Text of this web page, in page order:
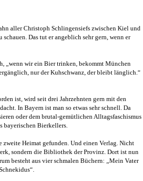
aller Christoph Schlingensiefs zwischen Kiel und
Das tut er angeblich sehr gern, wenn er
„wenn wir ein Bier trinken, bekommt München
nur der Kuhschwanz, der bleibt länglich.“
ist, wird seit drei Jahrzehnten gern mit den
In Bayern ist man so etwas sehr schnell. Da
oder dem brutal-gemütlichen Alltagsfaschismus
bayerischen Bierkellers.
Heimat gefunden. Und einen Verlag. Nicht
sondern die Bibliothek der Provinz. Dort ist nun
besteht aus vier schmalen Büchern: „Mein Vater